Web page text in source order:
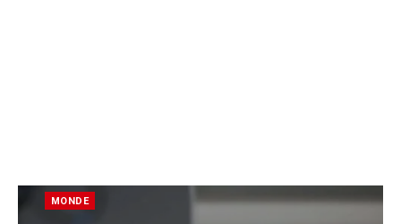
MONDE